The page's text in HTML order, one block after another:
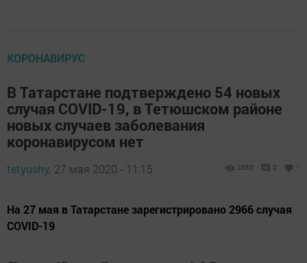
КОРОНАВИРУС
В Татарстане подтверждено 54 новых
случая COVID-19, в Тетюшском районе
новых случаев заболевания
коронавирусом нет
tetyushy, 27 мая 2020 - 11:15 2665 0 1
На 27 мая в Татарстане зарегистрировано 2966 случая
COVID-19